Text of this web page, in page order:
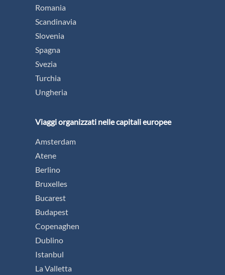
Romania
Scandinavia
Slovenia
Spagna
Svezia
Turchia
Ungheria
Viaggi organizzati nelle capitali europee
Amsterdam
Atene
Berlino
Bruxelles
Bucarest
Budapest
Copenaghen
Dublino
Istanbul
La Valletta